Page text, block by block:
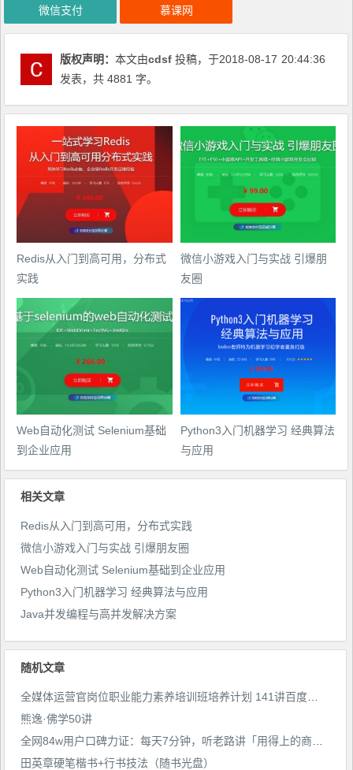
微信支付 慕课网
版权声明：本文由cdsf 投稿，于2018-08-17 20:44:36
发表，共 4881 字。
Redis从入门到高可用，分布式
实践
微信小游戏入门与实战 引爆朋
友圈
Web自动化测试 Selenium基础
到企业应用
Python3入门机器学习 经典算法
与应用
相关文章
Redis从入门到高可用，分布式实践
微信小游戏入门与实战 引爆朋友圈
Web自动化测试 Selenium基础到企业应用
Python3入门机器学习 经典算法与应用
Java并发编程与高并发解决方案
随机文章
熊逸·佛学50讲
田英章硬笔楷书+行书技法（随书光盘）